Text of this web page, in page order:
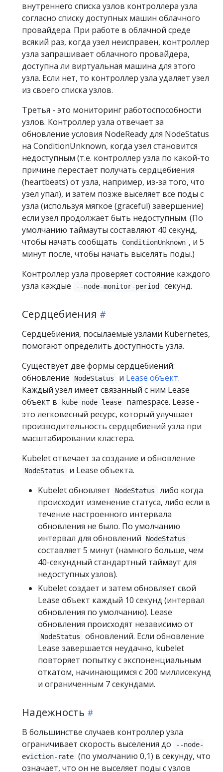
внутреннего списка узлов контроллера узла
согласно списку доступных машин облачного
провайдера. При работе в облачной среде
всякий раз, когда узел неисправен, контроллер
узла запрашивает облачного провайдера,
доступна ли виртуальная машина для этого
узла. Если нет, то контроллер узла удаляет узел
из своего списка узлов.
Третья - это мониторинг работоспособности
узлов. Контроллер узла отвечает за
обновление условия NodeReady для NodeStatus
на ConditionUnknown, когда узел становится
недоступным (т.е. контроллер узла по какой-то
причине перестает получать сердцебиения
(heartbeats) от узла, например, из-за того, что
узел упал), и затем позже выселяет все поды с
узла (используя мягкое (graceful) завершение)
если узел продолжает быть недоступным. (По
умолчанию таймауты составляют 40 секунд,
чтобы начать сообщать
ConditionUnknown , и 5
минут после, чтобы начать выселять поды.)
Контроллер узла проверяет состояние каждого
узла каждые
--node-monitor-period секунд.
Сердцебиения
Сердцебиения, посылаемые узлами Kubernetes,
помогают определить доступность узла.
Существует две формы сердцебиений:
обновление
NodeStatus и Lease объект.
Каждый узел имеет связанный с ним Lease
объект в
kube-node-lease namespace. Lease -
это легковесный ресурс, который улучшает
производительность сердцебиений узла при
масштабировании кластера.
Kubelet отвечает за создание и обновление
NodeStatus
и Lease объекта.
Kubelet обновляет
NodeStatus
либо когда
происходит изменение статуса, либо если в
течение настроенного интервала
обновления не было. По умолчанию
интервал для обновлений
NodeStatus
составляет 5 минут (намного больше, чем
40-секундный стандартный таймаут для
недоступных узлов).
Kubelet создает и затем обновляет свой
Lease объект каждый 10 секунд (интервал
обновления по умолчанию). Lease
обновления происходят независимо от
NodeStatus
обновлений. Если обновление
Lease завершается неудачно, kubelet
повторяет попытку с экспоненциальным
откатом, начинающимся с 200 миллисекунд
и ограниченным 7 секундами.
Надежность
В большинстве случаев контроллер узла
ограничивает скорость выселения до
--node-
eviction-rate (по умолчанию 0,1) в секунду, что
означает, что он не выселяет поды с узлов